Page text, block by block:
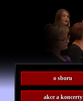
o sboru
akce a koncerty